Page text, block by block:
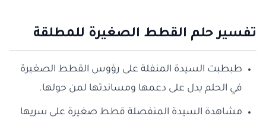
تفسير حلم القطط الصغيرة للمطلقة
طبطبت السيدة المنفلة على رؤوس القطط الصغيرة
في الحلم يدل على دعمها ومساندتها لمن حولها.
مشاهدة السيدة المنفصلة قطط صغيرة على سريها